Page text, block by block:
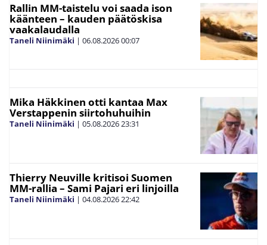
Rallin MM-taistelu voi saada ison
käänteen – kauden päätöskisa
vaakalaudalla
Taneli Niinimäki | 06.08.202600:07
Mika Häkkinen otti kantaa Max
Verstappenin siirtohuhuihin
Taneli Niinimäki | 05.08.202623:31
Thierry Neuville kritisoi Suomen
MM-rallia – Sami Pajari eri linjoilla
Taneli Niinimäki | 04.08.202622:42